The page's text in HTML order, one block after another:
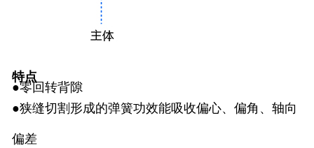
特点
●零回转背隙
●狭缝切割形成的弹簧功效能吸收偏心、偏角、轴向
偏差